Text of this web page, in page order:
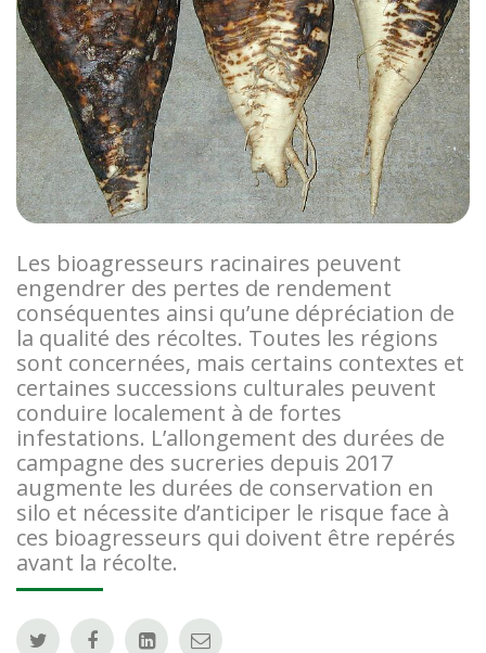
Les bioagresseurs racinaires peuvent
engendrer des pertes de rendement
conséquentes ainsi qu’une dépréciation de
la qualité des récoltes. Toutes les régions
sont concernées, mais certains contextes et
certaines successions culturales peuvent
conduire localement à de fortes
infestations. L’allongement des durées de
campagne des sucreries depuis 2017
augmente les durées de conservation en
silo et nécessite d’anticiper le risque face à
ces bioagresseurs qui doivent être repérés
avant la récolte.